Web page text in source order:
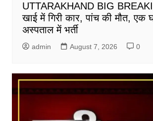
UTTARAKHAND BIG
खाई में गिरी कार, पांच की मौत, एक
अस्पताल में भर्ती
admin August 7, 2026 0